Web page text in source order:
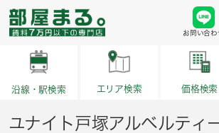
お問い合わ
沿線・駅検索 エリア検索 価格検索
ユナイト戸塚アルベルティ